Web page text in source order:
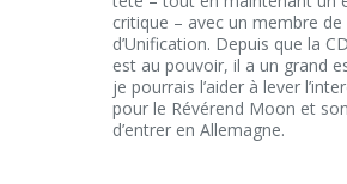
critique – avec un membre de
d’Unification. Depuis que la
est au pouvoir, il a un grand
je pourrais l’aider à lever
pour le Révérend Moon et
d’entrer en Allemagne.